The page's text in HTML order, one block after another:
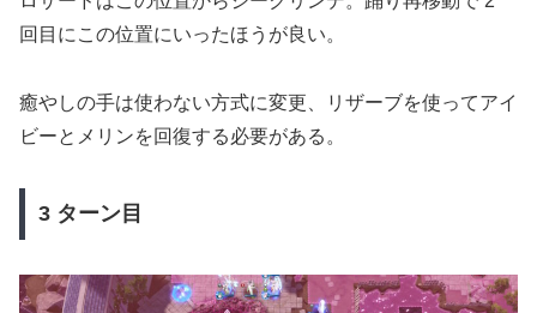
回目にこの位置にいったほうが良い。
癒やしの手は使わない方式に変更、リザーブを使ってアイ
ビーとメリンを回復する必要がある。
3 ターン目